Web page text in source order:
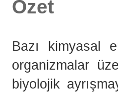
Özet
Bazı kimyasal
organizmalar
biyolojik